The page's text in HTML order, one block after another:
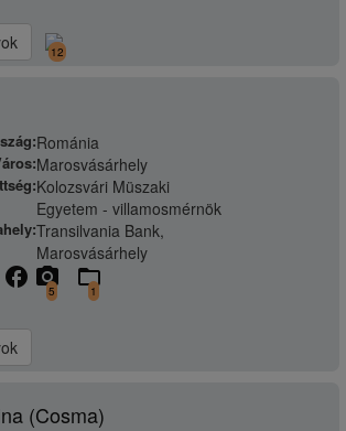
12
Románia
Marosvásárhely
Kolozsvári Müszaki
Egyetem - villamosmérnök
Transilvania Bank,
Marosvásárhely
facebook camera_alt
5
folder_open
1
(Cosma)